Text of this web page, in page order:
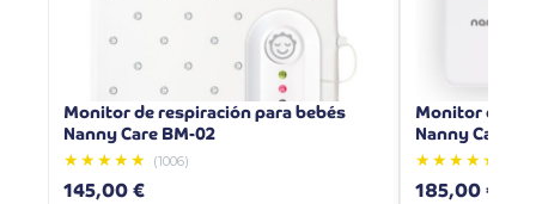
Monitor de respiración para bebés
Nanny Care BM-02
★★★★★ (1006)
145,00 €
Monitor de
Nanny Care
★★★★★
185,00 €